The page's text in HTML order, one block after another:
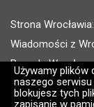
Używamy plików
naszego
blokujesz tych
zapisanie w
Strona
Wiadomości z
Pogoda Wrocław
Rozkłady jazdy
Administratorem